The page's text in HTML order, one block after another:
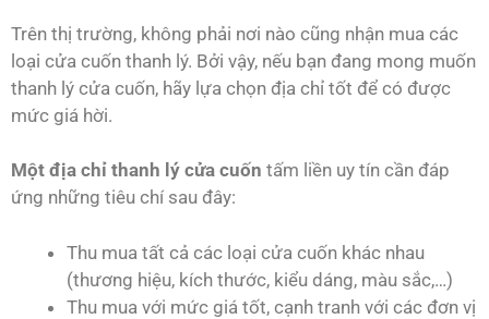
Trên thị trường, không phải nơi nào cũng nhận mua các
loại cửa cuốn thanh lý. Bởi vậy, nếu bạn đang mong muốn
thanh lý cửa cuốn, hãy lựa chọn địa chỉ tốt để có được
mức giá hời.
Một địa chỉ thanh lý cửa cuốn tấm liền uy tín cần đáp
ứng những tiêu chí sau đây:
Thu mua tất cả các loại cửa cuốn khác nhau
(thương hiệu, kích thước, kiểu dáng, màu sắc,…)
Thu mua với mức giá tốt, cạnh tranh với các đơn vị